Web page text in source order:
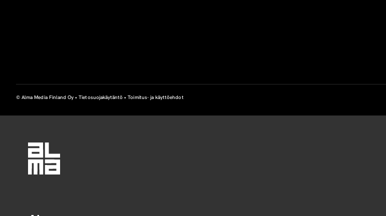
© Alma Media Finland Oy •Tietosuojakäytäntö •Toimitus- ja käyttöehdot